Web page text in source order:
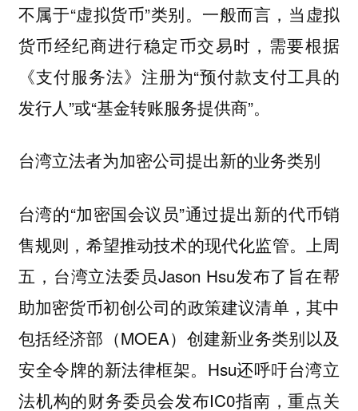
不属于“虚拟货币”类别。一般而言，当虚拟
货币经纪商进行稳定币交易时，需要根据
《支付服务法》注册为“预付款支付工具的
发行人”或“基金转账服务提供商”。
台湾立法者为加密公司提出新的业务类别
台湾的“加密国会议员”通过提出新的代币销
售规则，希望推动技术的现代化监管。上周
五，台湾立法委员Jason Hsu发布了旨在帮
助加密货币初创公司的政策建议清单，其中
包括经济部（MOEA）创建新业务类别以及
安全令牌的新法律框架。Hsu还呼吁台湾立
法机构的财务委员会发布IC0指南，重点关